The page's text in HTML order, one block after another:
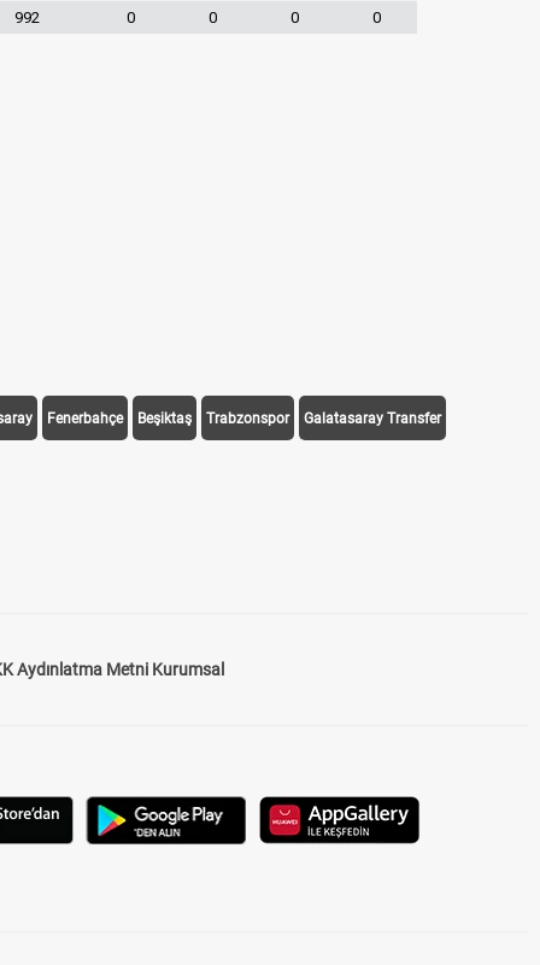
992 0 0 0 0
Fenerbahçe Beşiktaş Trabzonspor Galatasaray Transfer
Aydınlatma Metni Kurumsal